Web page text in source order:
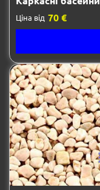
Ціна від 70 €